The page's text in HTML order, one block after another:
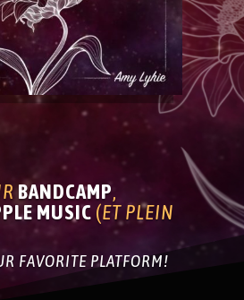
BANDCAMP,
MUSIC (ET PLEIN
FAVORITE PLATFORM!